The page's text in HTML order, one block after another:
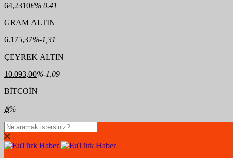
64,2310£% 0.41
GRAM ALTIN
6.175,37%-1,31
ÇEYREK ALTIN
10.093,00%-1,09
BİTCOİN
฿%